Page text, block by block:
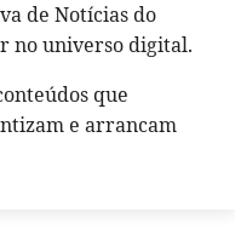
de Notícias do
no universo digital.
que
e arrancam